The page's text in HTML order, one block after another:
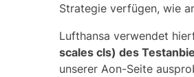
Strategie verfügen, wie
Lufthansa verwendet
scales cls) des
unserer Aon-Seite